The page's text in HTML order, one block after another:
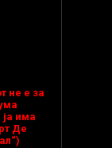
не е за
има
Де